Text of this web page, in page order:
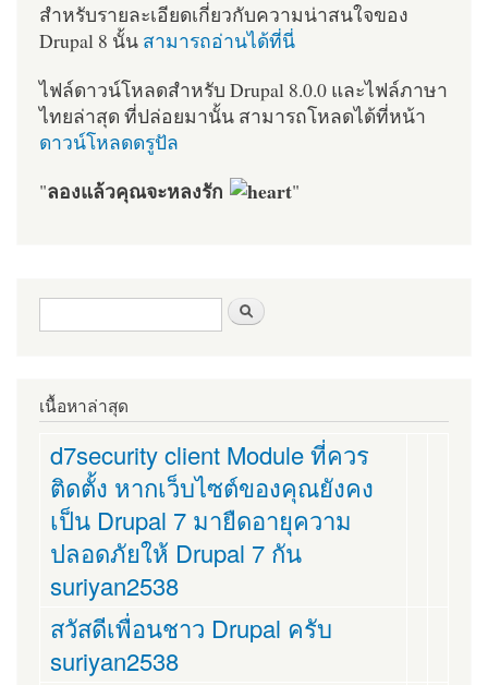
สำหรับรายละเอียดเกี่ยวกับความน่าสนใจของ
Drupal 8 นั้น สามารถอ่านได้ที่นี่
ไฟล์ดาวน์โหลดสำหรับ Drupal 8.0.0 และไฟล์ภาษา
ไทยล่าสุด ที่ปล่อยมานั้น สามารถโหลดได้ที่หน้า
ดาวน์โหลดดรูปัล
"ลองแล้วคุณจะหลงรัก "
ฟอร์มค้นหา
เนื้อหาล่าสุด
d7security client Module ที่ควร
ติดตั้ง หากเว็บไซต์ของคุณยังคง
เป็น Drupal 7 มายืดอายุความ
ปลอดภัยให้ Drupal 7 กัน
suriyan2538
สวัสดีเพื่อนชาว Drupal ครับ
suriyan2538